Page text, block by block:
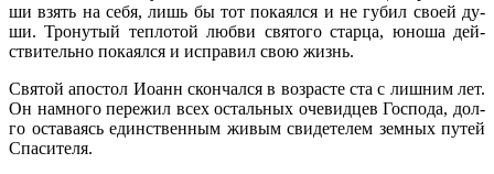
ши взять на се­бя, лишь бы тот по­ка­ял­ся и не гу­бил сво­ей ду­
ши. Тро­ну­тый теп­ло­той люб­ви свя­то­го стар­ца, юно­ша дей­
стви­тель­но по­ка­ял­ся и ис­пра­вил свою жизнь.
Свя­той апо­стол Иоанн скон­чал­ся в воз­расте ста с лиш­ним лет.
Он на­мно­го пе­ре­жил всех осталь­ных оче­вид­цев Гос­по­да, дол­
го оста­ва­ясь един­ствен­ным жи­вым сви­де­те­лем зем­ных пу­тей
Спа­си­те­ля.